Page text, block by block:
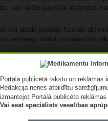
kas varētu palielināt atkārtotas
var atsākt ierastās fiziskās
pārmērīgu slodzi un samazinot
elkoņa
atbalstu un veicinātu
izvēle ir atkarīga no traumas
Portālā publicētā rakstu un
Redakcija nenes atbildību
izmantojot Portālā publicēto
Vai esat speciālists veselības